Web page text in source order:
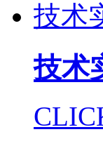
技术
技术